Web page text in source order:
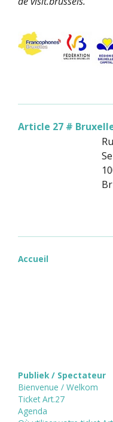
Article 27 #
Accueil
Publiek / Spectateur
Bienvenue / Welkom
Ticket Art.27
Agenda